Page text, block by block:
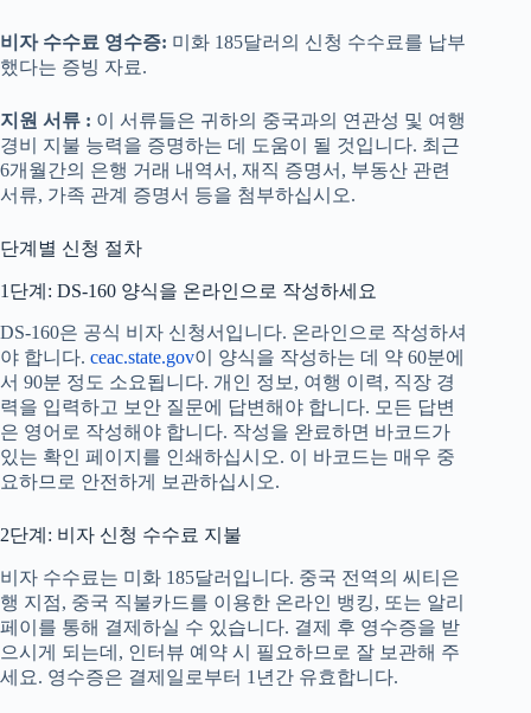
비자 수수료 영수증: 미화 185달러의 신청 수수료를 납부
했다는 증빙 자료.
지원 서류 : 이 서류들은 귀하의 중국과의 연관성 및 여행
경비 지불 능력을 증명하는 데 도움이 될 것입니다. 최근
6개월간의 은행 거래 내역서, 재직 증명서, 부동산 관련
서류, 가족 관계 증명서 등을 첨부하십시오.
단계별 신청 절차
1단계: DS-160 양식을 온라인으로 작성하세요
DS-160은 공식 비자 신청서입니다. 온라인으로 작성하셔
야 합니다. ceac.state.gov이 양식을 작성하는 데 약 60분에
서 90분 정도 소요됩니다. 개인 정보, 여행 이력, 직장 경
력을 입력하고 보안 질문에 답변해야 합니다. 모든 답변
은 영어로 작성해야 합니다. 작성을 완료하면 바코드가
있는 확인 페이지를 인쇄하십시오. 이 바코드는 매우 중
요하므로 안전하게 보관하십시오.
2단계: 비자 신청 수수료 지불
비자 수수료는 미화 185달러입니다. 중국 전역의 씨티은
행 지점, 중국 직불카드를 이용한 온라인 뱅킹, 또는 알리
페이를 통해 결제하실 수 있습니다. 결제 후 영수증을 받
으시게 되는데, 인터뷰 예약 시 필요하므로 잘 보관해 주
세요. 영수증은 결제일로부터 1년간 유효합니다.